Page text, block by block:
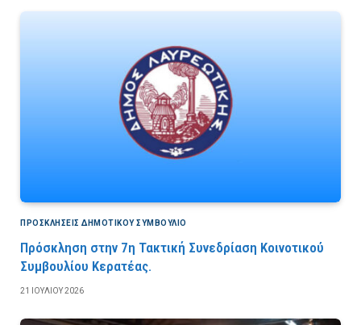
ΠΡΟΣΚΛΉΣΕΙΣ ΔΗΜΟΤΙΚΟΎ ΣΥΜΒΟΎΛΙΟ
Πρόσκληση στην 7η Τακτική Συνεδρίαση Κοινοτικού
Συμβουλίου Κερατέας.
21 ΙΟΥΛΊΟΥ 2026